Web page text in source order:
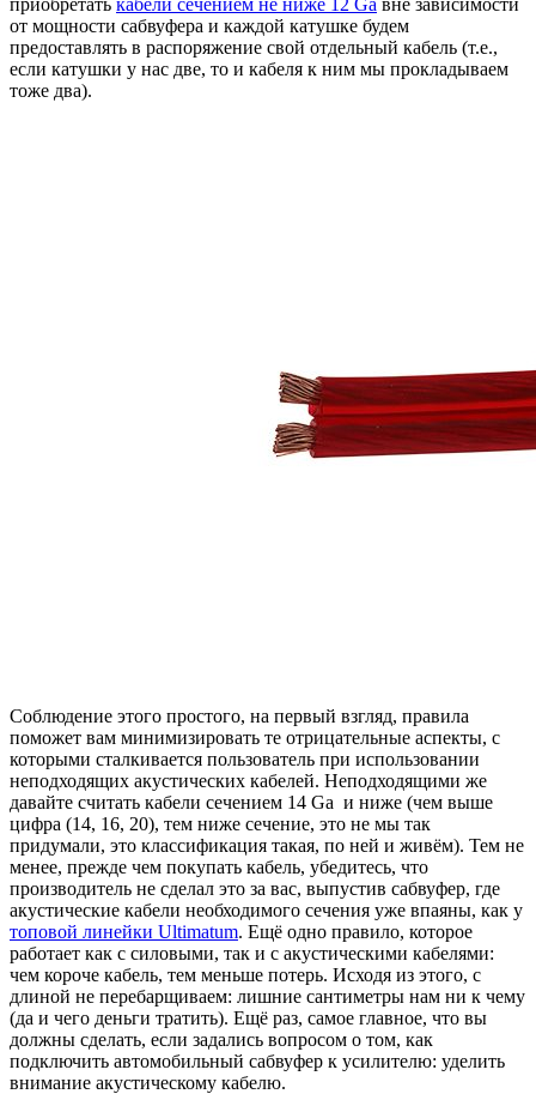
от мощности сабвуфера и каждой катушке будем
предоставлять в распоряжение свой отдельный кабель (т.е.,
если катушки у нас две, то и кабеля к ним мы прокладываем
тоже два).
Соблюдение этого простого, на первый взгляд, правила
поможет вам минимизировать те отрицательные аспекты, с
которыми сталкивается пользователь при использовании
неподходящих акустических кабелей. Неподходящими же
давайте считать кабели сечением 14 Ga и ниже (чем выше
цифра (14, 16, 20), тем ниже сечение, это не мы так
придумали, это классификация такая, по ней и живём). Тем не
менее, прежде чем покупать кабель, убедитесь, что
производитель не сделал это за вас, выпустив сабвуфер, где
акустические кабели необходимого сечения уже впаяны, как у
топовой линейки Ultimatum. Ещё одно правило, которое
работает как с силовыми, так и с акустическими кабелями:
чем короче кабель, тем меньше потерь. Исходя из этого, с
длиной не перебарщиваем: лишние сантиметры нам ни к чему
(да и чего деньги тратить). Ещё раз, самое главное, что вы
должны сделать, если задались вопросом о том, как
подключить автомобильный сабвуфер к усилителю: уделить
внимание акустическому кабелю.